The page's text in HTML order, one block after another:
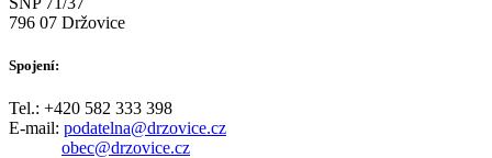
796 07 Držovice
Spojení:
Tel.: +420 582 333 398
E-mail: podatelna@drzovice.cz
obec@drzovice.cz